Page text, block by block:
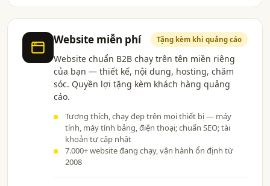
Website miễn phí Tặng kèm khi quảng cáo
Website chuẩn B2B chạy trên tên miền riêng
của bạn — thiết kế, nội dung, hosting, chăm
sóc. Quyền lợi tặng kèm khách hàng quảng
cáo.
Tương thích, chạy đẹp trên mọi thiết bị — máy
tính, máy tính bảng, điện thoại; chuẩn SEO; tài
khoản tự cập nhật
7.000+ website đang chạy, vận hành ổn định từ
2008